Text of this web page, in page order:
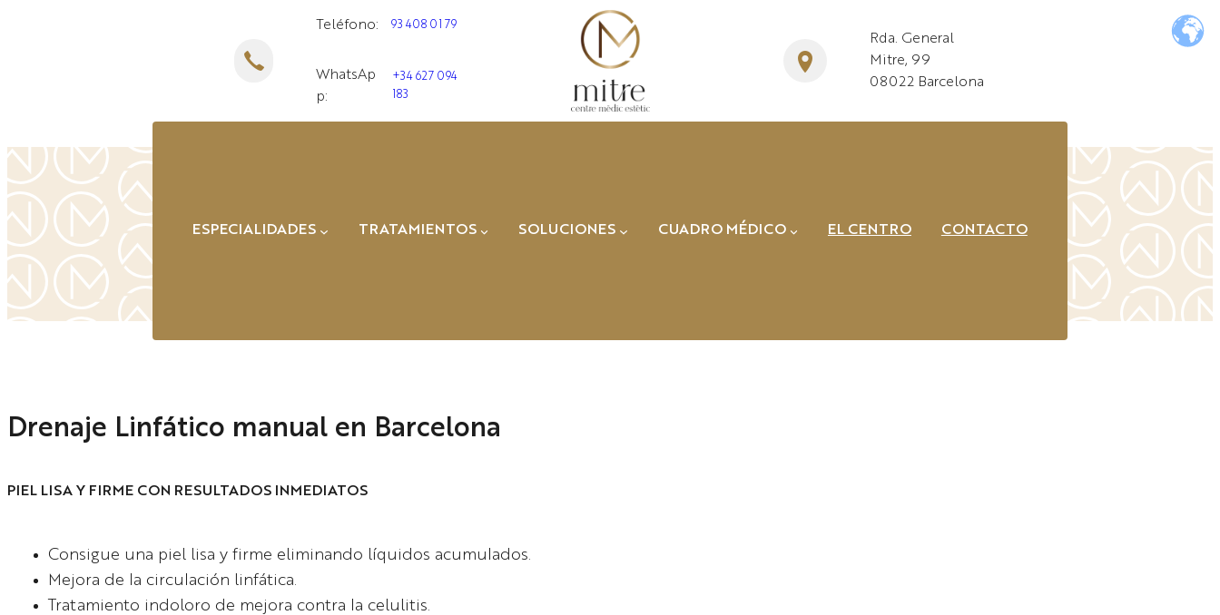
Teléfono: 93 408 01 79
WhatsAp
p:
+34 627 094
183
Rda. General
Mitre, 99
08022 Barcelona
ESPECIALIDADES TRATAMIENTOS SOLUCIONES CUADRO MÉDICO
Dr. Enric
EL CENTRO CONTACTO
Drenaje Linfático manual en Barcelona
PIEL LISA Y FIRME CON RESULTADOS INMEDIATOS
Consigue una piel lisa y firme eliminando líquidos acumulados.
Mejora de la circulación linfática.
Tratamiento indoloro de mejora contra la celulitis.